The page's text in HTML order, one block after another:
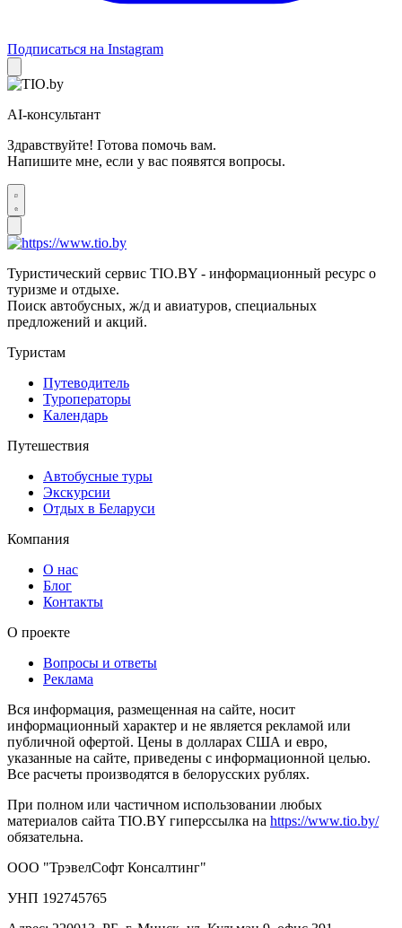
Подписаться на Instagram
AI-консультант
Здравствуйте! Готова помочь вам.
Напишите мне, если у вас появятся вопросы.
Туристический сервис TIO.BY - информационный ресурс о
туризме и отдыхе.
Поиск автобусных, ж/д и авиатуров, специальных
предложений и акций.
Туристам
Путеводитель
Туроператоры
Календарь
Путешествия
Автобусные туры
Экскурсии
Отдых в Беларуси
Компания
О нас
Блог
Контакты
О проекте
Вопросы и ответы
Реклама
Вся информация, размещенная на сайте, носит
информационный характер и не является рекламой или
публичной офертой. Цены в долларах США и евро,
указанные на сайте, приведены с информационной целью.
Все расчеты производятся в белорусских рублях.
При полном или частичном использовании любых
материалов сайта TIO.BY гиперссылка на https://www.tio.by/
обязательна.
ООО "ТрэвелСофт Консалтинг"
УНП 192745765